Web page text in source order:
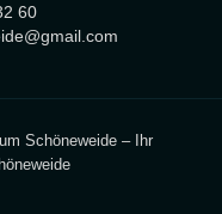
60
Schöneweide – Ihr